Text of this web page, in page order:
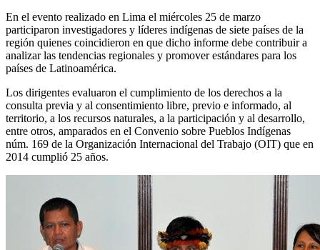
En el evento realizado en Lima el miércoles 25 de marzo
participaron investigadores y líderes indígenas de siete países de la
región quienes coincidieron en que dicho informe debe contribuir a
analizar las tendencias regionales y promover estándares para los
países de Latinoamérica.
Los dirigentes evaluaron el cumplimiento de los derechos a la
consulta previa y al consentimiento libre, previo e informado, al
territorio, a los recursos naturales, a la participación y al desarrollo,
entre otros, amparados en el Convenio sobre Pueblos Indígenas
núm. 169 de la Organización Internacional del Trabajo (OIT) que en
2014 cumplió 25 años.